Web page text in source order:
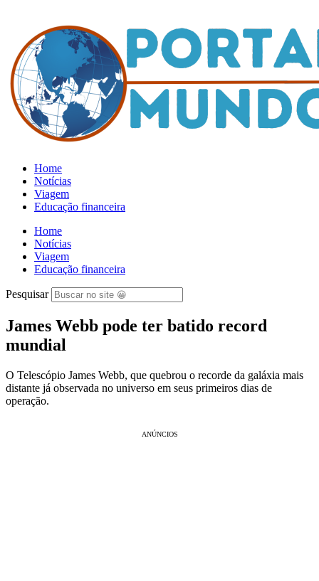
Home
Notícias
Viagem
Educação financeira
Home
Notícias
Viagem
Educação financeira
Pesquisar
James Webb pode ter batido record
mundial
O Telescópio James Webb, que quebrou o recorde da galáxia mais
distante já observada no universo em seus primeiros dias de
operação.
ANÚNCIOS